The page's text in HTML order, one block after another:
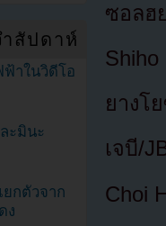
ซอลฮ
Shiho
ยางโ
เจบี/
Choi
สัปดาห์
าในวิดีโอ
ะมินะ
ยกตัวจาก
ง